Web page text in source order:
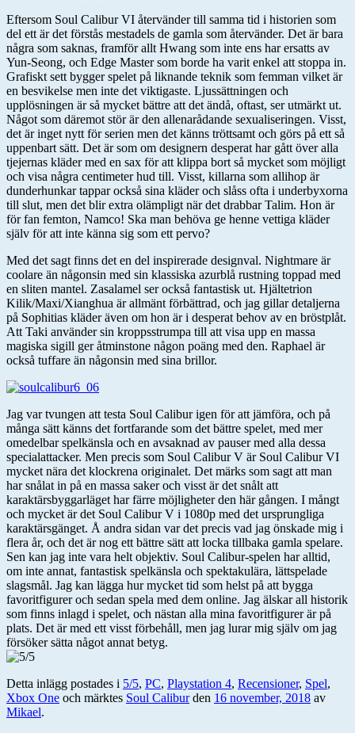
Eftersom Soul Calibur VI återvänder till samma tid i historien som
del ett är det förstås mestadels de gamla som återvänder. Det är bara
några som saknas, framför allt Hwang som inte ens har ersatts av
Yun-Seong, och Edge Master som borde ha varit enkel att stoppa in.
Grafiskt sett bygger spelet på liknande teknik som femman vilket är
en besvikelse men inte det viktigaste. Ljussättningen och
upplösningen är så mycket bättre att det ändå, oftast, ser utmärkt ut.
Något som däremot stör är den allenarådande sexualiseringen. Visst,
det är inget nytt för serien men det känns tröttsamt och görs på ett så
uppenbart sätt. Det är som om designern desperat har gått över alla
tjejernas kläder med en sax för att klippa bort så mycket som möjligt
och visa några centimeter hud till. Visst, killarna som allihop är
dunderhunkar tappar också sina kläder och slåss ofta i underbyxorna
till slut, men det blir extra olämpligt när det drabbar Talim. Hon är
för fan femton, Namco! Ska man behöva ge henne vettiga kläder
själv för att inte känna sig som ett pervo?
Med det sagt finns det en del inspirerade designval. Nightmare är
coolare än någonsin med sin klassiska azurblå rustning toppad med
en sliten mantel. Zasalamel ser också fantastisk ut. Hjältetrion
Kilik/Maxi/Xianghua är allmänt förbättrad, och jag gillar detaljerna
på Sophitias kläder även om hon är i desperat behov av en bröstplåt.
Att Taki använder sin kroppsstrumpa till att visa upp en massa
magiska sigill ger åtminstone någon poäng med den. Raphael är
också tuffare än någonsin med sina brillor.
Jag var tvungen att testa Soul Calibur igen för att jämföra, och på
många sätt känns det fortfarande som det bättre spelet, med mer
omedelbar spelkänsla och en avsaknad av pauser med alla dessa
specialattacker. Men precis som Soul Calibur V är Soul Calibur VI
mycket nära det klockrena originalet. Det märks som sagt att man
har snålat in på en massa saker och visst är det snålt att
karaktärsbyggarläget har färre möjligheter den här gången. I mångt
och mycket är det Soul Calibur V i 1080p med det ursprungliga
karaktärsgänget. Å andra sidan var det precis vad jag önskade mig i
flera år, och det är nog ett bättre sätt att locka tillbaka gamla spelare.
Sen kan jag inte vara helt objektiv. Soul Calibur-spelen har alltid,
om inte annat, fantastisk spelkänsla och spektakulära, lättspelade
slagsmål. Jag kan lägga hur mycket tid som helst på att bygga
favoritfigurer och sedan spela med dem online. Jag älskar all historik
som finns inlagd i spelet, och nästan alla mina favoritfigurer är på
plats. Det är med ett visst förbehåll, men jag lurar mig själv om jag
försöker sätta något annat betyg.
Detta inlägg postades i 5/5, PC, Playstation 4, Recensioner, Spel,
Xbox One och märktes Soul Caliburden 16 november, 2018 av
Mikael.